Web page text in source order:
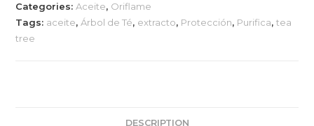
Té
y
Categories: Aceite, Oriflame
Tags: aceite, Árbol de Té, extracto, Protección, Purifica,tea
tree
DESCRIPTION